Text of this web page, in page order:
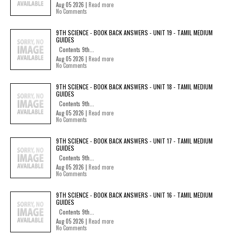
Aug 05 2026 | Read more
No Comments
9TH SCIENCE - BOOK BACK ANSWERS - UNIT 19 - TAMIL MEDIUM
GUIDES
Contents 9th...
Aug 05 2026 | Read more
No Comments
9TH SCIENCE - BOOK BACK ANSWERS - UNIT 18 - TAMIL MEDIUM
GUIDES
Contents 9th...
Aug 05 2026 | Read more
No Comments
9TH SCIENCE - BOOK BACK ANSWERS - UNIT 17 - TAMIL MEDIUM
GUIDES
Contents 9th...
Aug 05 2026 | Read more
No Comments
9TH SCIENCE - BOOK BACK ANSWERS - UNIT 16 - TAMIL MEDIUM
GUIDES
Contents 9th...
Aug 05 2026 | Read more
No Comments